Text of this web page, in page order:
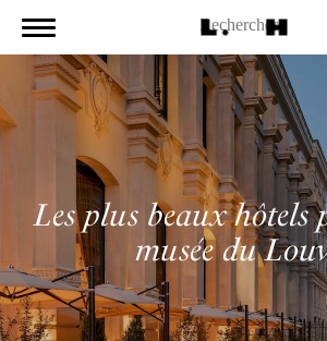
Les plus beaux hôtels
musée du